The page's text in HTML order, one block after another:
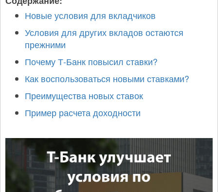
Новые условия для вкладчиков
Условия для других вкладов остаются
прежними
Почему Т-Банк повысил ставки?
Как воспользоваться новыми ставками?
Преимущества новых ставок
Пример расчета доходности